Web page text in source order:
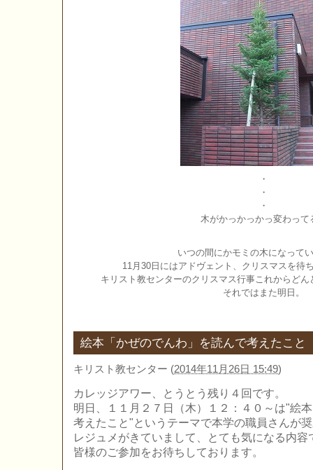
・
・
・
木がかっかっかっ変わって
いつの間にかモミの木になって
11月30日にはアドヴェント、クリスマスを待
キリスト教センターのクリスマス行事これからど
それではまた明日。
絵本「かぜのでんわ」を読んで考えたこと
キリスト教センター (2014年11月26日 15:49)
カレッジアワー、とうとう残り４回です。
明日、１１月２７日（木）１２：４０～は"絵
考えたこと"というテーマで本学の職員さんが
レジュメがきていまして、とても気になる内容
皆様のご参加をお待ちしております。